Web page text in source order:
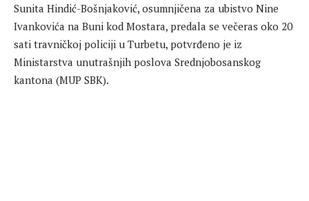
Sunita Hindić-Bošnjaković, osumnjičena za ubistvo Nine
Ivankovića na Buni kod Mostara, predala se večeras oko 20
sati travničkoj policiji u Turbetu, potvrđeno je iz
Ministarstva unutrašnjih poslova Srednjobosanskog
kantona (MUP SBK).